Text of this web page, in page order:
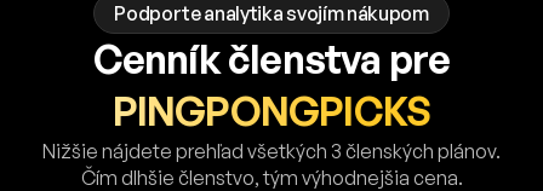
Podporte analytika svojím nákupom
Cenník členstva pre
PINGPONGPICKS
Nižšie nájdete prehľad všetkých 3 členských plánov.
Čím dlhšie členstvo, tým výhodnejšia cena.